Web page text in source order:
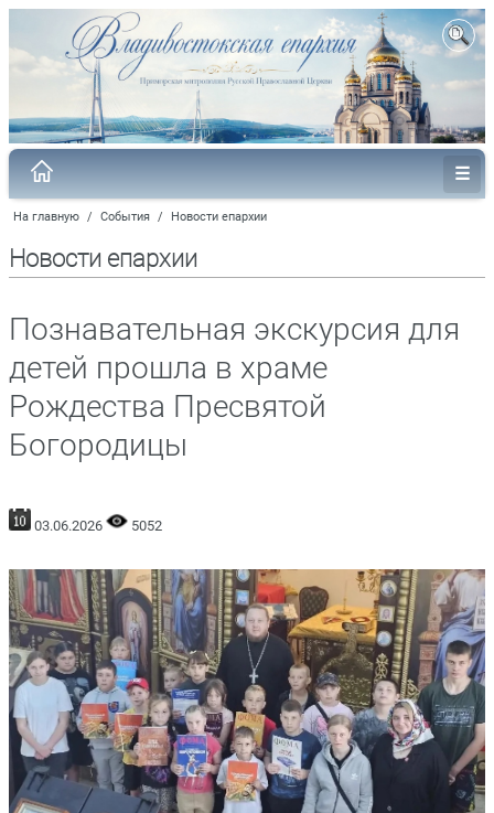
На главную / События / Новости епархии
Новости епархии
Познавательная экскурсия для
детей прошла в храме
Рождества Пресвятой
Богородицы
03.06.2026 5052